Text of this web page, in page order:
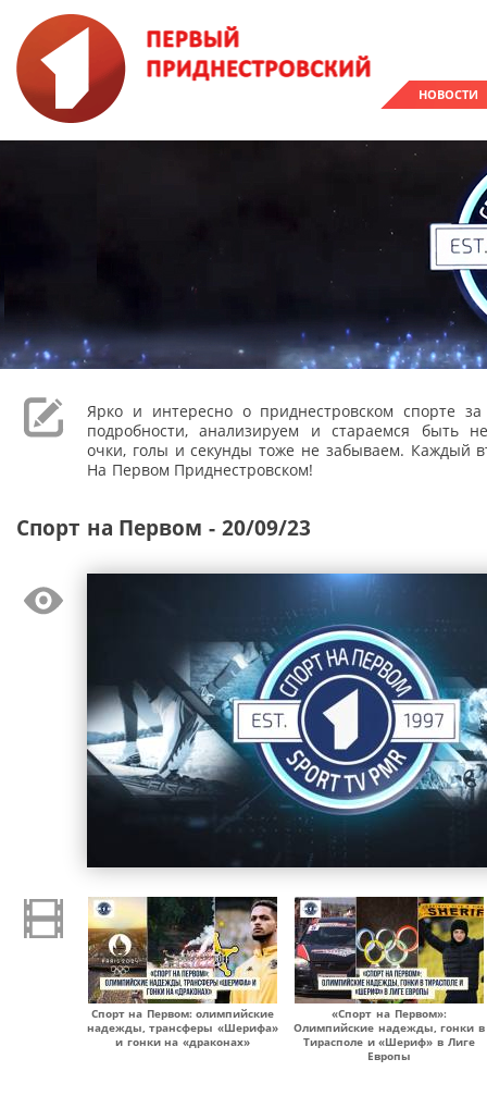
НОВОСТИ
Ярко и интересно о приднестровском спорте
подробности, анализируем и стараемся быть
очки, голы и секунды тоже не забываем. Каждый
На Первом Приднестровском!
Спорт на Первом - 20/09/23
Спорт на Первом: олимпийские
надежды, трансферы «Шерифа»
и гонки на «драконах»
«Спорт на Первом»:
Олимпийские надежды, гонки в
Тирасполе и «Шериф» в Лиге
Европы